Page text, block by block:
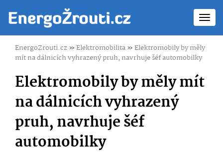
EnergoZrouti.cz»Elektromobilita»Elektromobily by měly
mít na dálnicích vyhrazený pruh, navrhuje šéf automobilky
Elektromobily by měly mít
na dálnicích vyhrazený
pruh, navrhuje šéf
automobilky